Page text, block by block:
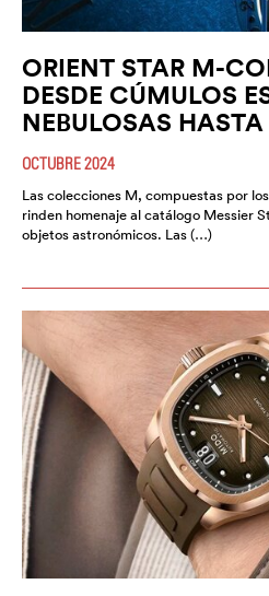
ORIENT STAR M-
DESDE CÚMULOS
NEBULOSAS
OCTUBRE 2024
Las colecciones M, compuestas por
rinden homenaje al catálogo Messier
objetos astronómicos. Las (…)